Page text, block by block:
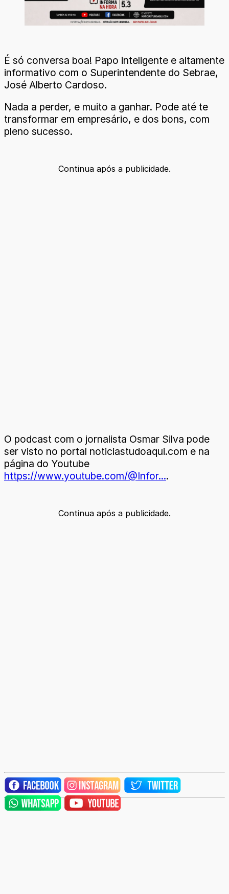
É só conversa boa! Papo inteligente e altamente
informativo com o Superintendente do Sebrae,
José Alberto Cardoso.
Nada a perder, e muito a ganhar. Pode até te
transformar em empresário, e dos bons, com
pleno sucesso.
Continua após a publicidade.
O podcast com o jornalista Osmar Silva pode
ser visto no portal noticiastudoaqui.com e na
página do Youtube
https://www.youtube.com/@Infor....
Continua após a publicidade.